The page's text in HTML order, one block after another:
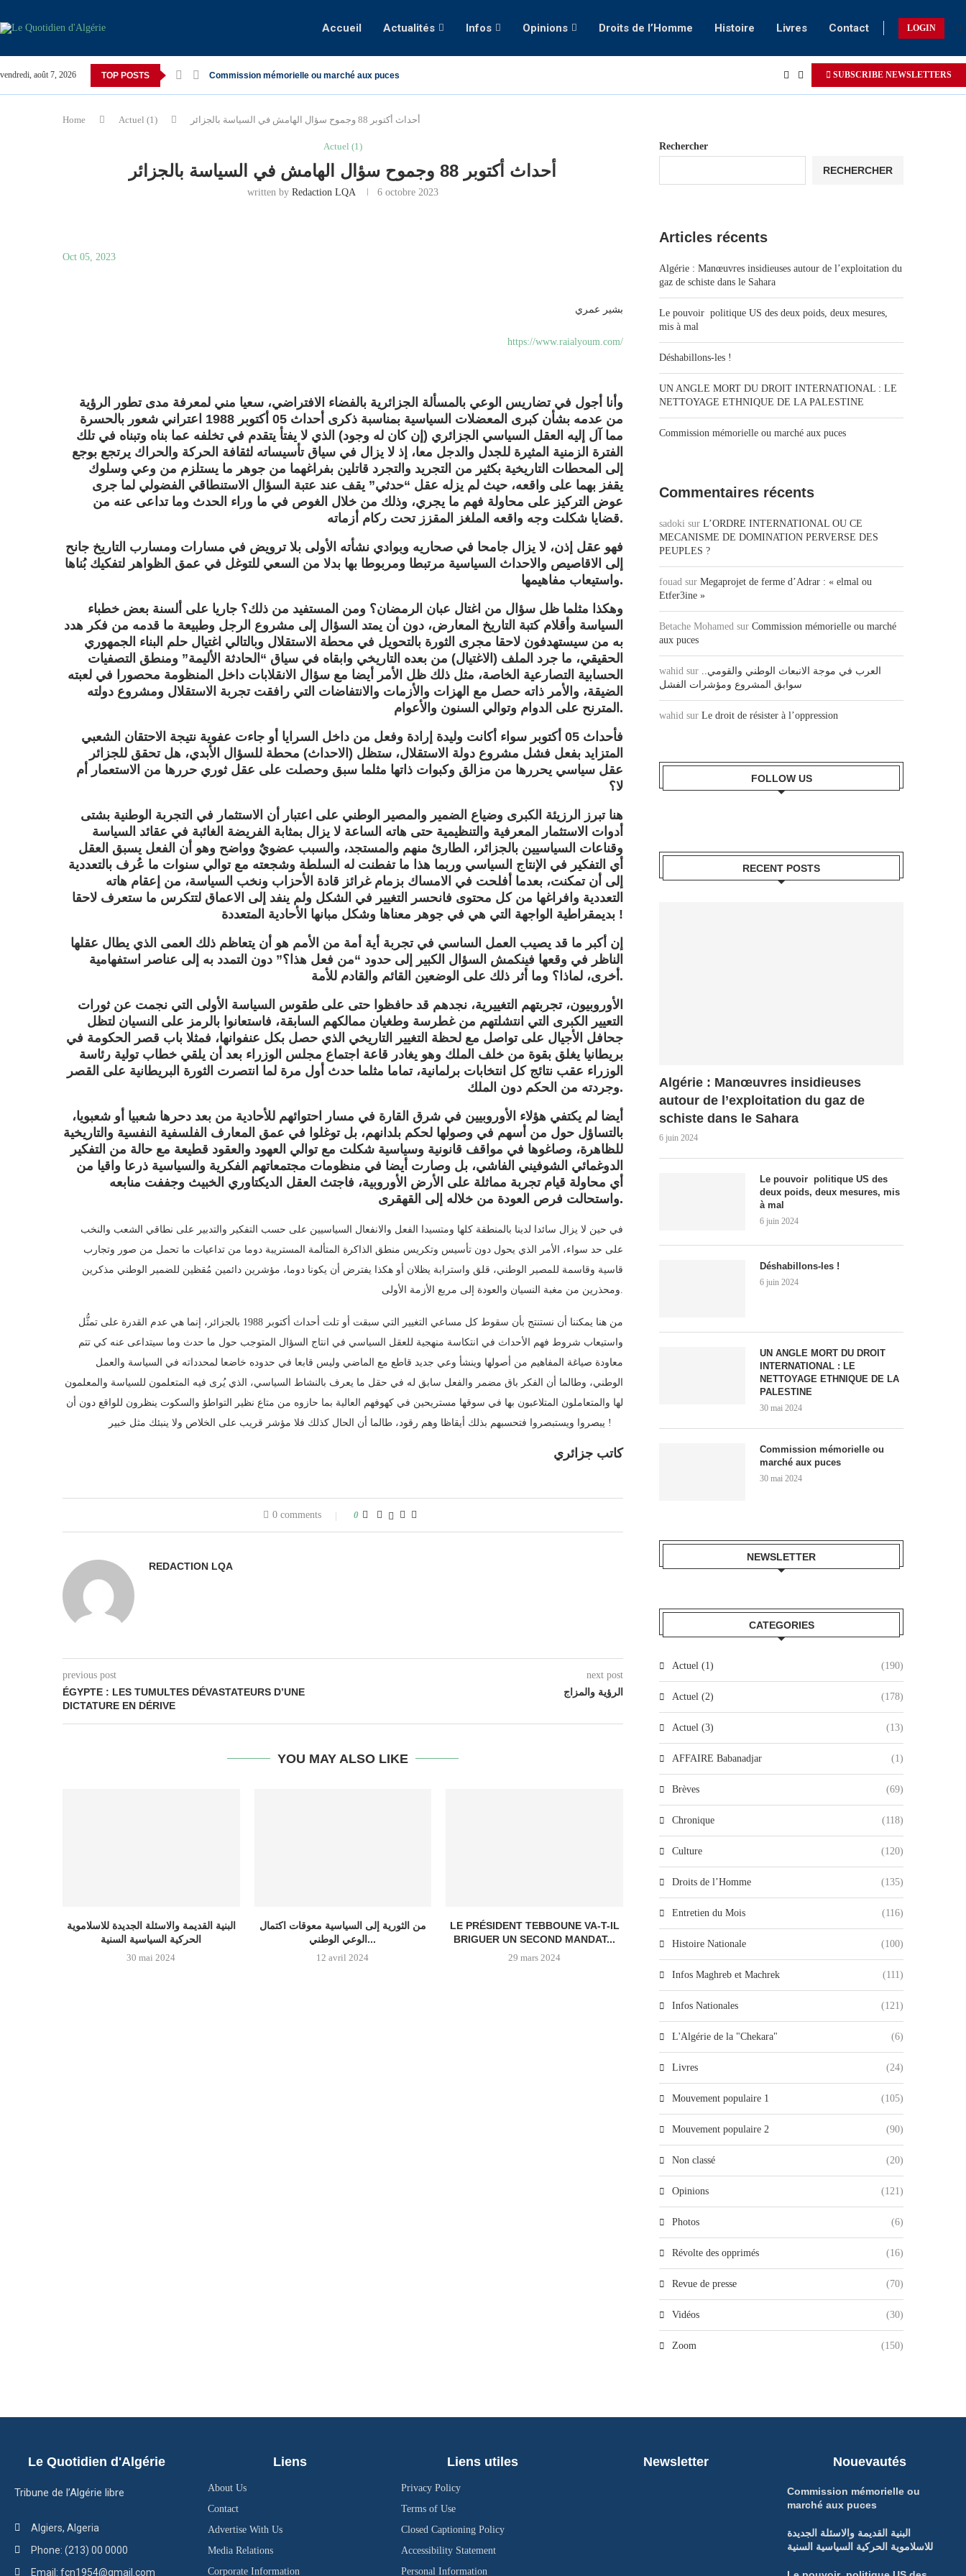
Accueil Actualités Infos Opinions Droits de l’Homme Histoire Livres Contact LOGIN
vendredi, août 7, 2026 TOP POSTS Commission mémorielle ou marché aux puces SUBSCRIBE NEWSLETTERS
Home Actuel (1) أحداث أكتوبر 88 وجموح سؤال الهامش في السياسة بالجزائر
Actuel (1)
أحداث أكتوبر 88 وجموح سؤال الهامش في السياسة بالجزائر
written by Redaction LQA 6 octobre 2023
Oct 05, 2023
بشير عمري
https://www.raialyoum.com/
وأنا أجول في تضاريس الوعي بالمسألة الجزائرية بالفضاء الافتراضي، سعيا مني لمعرفة مدى تطور الرؤية
من عدمه بشأن كبرى المعضلات السياسية بمناسبة ذكرى أحداث 05 أكتوبر 1988 اعتراني شعور بالحسرة
مما آل إليه العقل السياسي الجزائري (إن كان له وجود) الذي لا يفتأ يتقدم في تخلفه عما بناه وتبناه في تلك
الفترة الزمنية المثيرة للجدل والدجل معا، إذ لا يزال في سياق تأسيساته لثقافة الحركة والحراك يرتجع بوجع
إلى المحطات التاريخية بكثير من التجريد والتجرد قاتلين بفراغهما من جوهر ما يستلزم من وعي وسلوك
يقفز بهما على واقعه، حيث لم يزله عقل “حدثي” يقف عند عتبة السؤال الاستنطاقي الفضولي لما جرى
عوض التركيز على محاولة فهم ما يجري، وذلك من خلال الغوص في ما وراء الحدث وما تداعى عنه من
قضايا شكلت وجه واقعه الملغز المقزز تحت ركام أزماته.
فهو عقل إذن، لا يزال جامحا في صحاريه وبوادي نشأته الأولى بلا ترويض في مسارات ومسارب التاريخ جانح
إلى الاقاصيص والاحداث السياسية مرتبطا ومربوطا بها بدلا من السعي للتوغل في عمق الظواهر لتفكيك بُناها
واستيعاب مفاهيمها.
وهكذا مثلما ظل سؤال من اغتال عبان الرمضان؟ ومن المستفيد من ذلك؟ جاريا على ألسنة بعض خطباء
السياسة وأقلام كتبة التاريخ المعارض، دون أن يمتد السؤال إلى مشروع الرجل وطبيعة ما قدمه من فكر هدد
به من سيستهدفون لاحقا مجرى الثورة بالتحويل في محطة الاستقلال وبالتالي اغتيال حلم البناء الجمهوري
الحقيقي، ما جرد الملف (الاغتيال) من بعده التاريخي وابقاه في سياق “الحادثة الأليمة” ومنطق التصفيات
الحسابية التصارعية الخاصة، مثل ذلك ظل الأمر أيضا مع سؤال الانقلابات داخل المنظومة محصورا في لعبته
الضيقة، والأمر ذاته حصل مع الهزات والأزمات والانتفاضات التي رافقت تجربة الاستقلال ومشروع دولته
المترنح على الدوام وتوالي السنون والأعوام.
فأحداث 05 أكتوبر سواء أكانت وليدة إرادة وفعل من داخل السرايا أو جاءت عفوية نتيجة الاحتقان الشعبي
المتزايد بفعل فشل مشروع دولة الاستقلال، ستظل (الاحداث) محطة للسؤال الأبدي، هل تحقق للجزائر
عقل سياسي يحررها من مزالق وكبوات ذاتها مثلما سبق وحصلت على عقل ثوري حررها من الاستعمار أم
لا؟
هنا تبرز الرزيئة الكبرى وضياع الضمير والمصير الوطني على اعتبار أن الاستثمار في التجربة الوطنية بشتى
أدوات الاستثمار المعرفية والتنظيمية حتى هاته الساعة لا يزال بمثابة الفريضة الغائبة في عقائد السياسة
وقناعات السياسيين بالجزائر، الطارئ منهم والمستجد، والسبب عضويٌ وواضح وهو أن الفعل يسبق العقل
أي التفكير في الإنتاج السياسي وربما هذا ما تفطنت له السلطة وشجعته مع توالي سنوات ما عُرف بالتعددية
إلى أن تمكنت، بعدما أفلحت في الامساك بزمام غرائز قادة الأحزاب ونخب السياسة، من إعقام هاته
التعددية وافراغها من كل محتوى فانحسر التغيير في الشكل ولم ينفد إلى الاعماق لتتكرس ما ستعرف لاحقا
بديمقراطية الواجهة التي هي في جوهر معناها وشكل مبانها الأحادية المتعددة !
إن أكبر ما قد يصيب العمل الساسي في تجربة أية أمة من الأمم هو أن يتعاظم ذلك العمى الذي يطال عقلها
الناظر في وقعها فينكمش السؤال الكبير إلى حدود “من فعل هذا؟” دون التمدد به إلى عناصر استفهامية
أخرى، لماذا؟ وما أثر ذلك على الوضعين القائم والقادم للأمة.
الأوروبيون، تجربتهم التغييرية، نجدهم قد حافظوا حتى على طقوس السياسة الأولى التي نجمت عن ثورات
التعيير الكبرى التي انتشلتهم من غطرسة وطغيان ممالكهم السابقة، فاستعانوا بالرمز على النسيان لتظل
جحافل الأجيال على تواصل مع لحظة التغيير التاريخي الذي حصل بكل عنفوانها، فمثلا باب قصر الحكومة في
بريطانيا يغلق بقوة من خلف الملك وهو يغادر قاعة اجتماع مجلس الوزراء بعد أن يلقي خطاب تولية رئاسة
الوزراء عقب نتائج كل انتخابات برلمانية، تماما مثلما حدث أول مرة لما انتصرت الثورة البريطانية على القصر
وجردته من الحكم دون الملك.
أيضا لم يكتفي هؤلاء الأوروبيين في شرق القارة في مسار احتوائهم للأحادية من بعد دحرها شعبيا أو شعبويا،
بالتساؤل حول من أسهم في وصولها لحكم بلدانهم، بل توغلوا في عمق المعارف الفلسفية النفسية والتاريخية
للظاهرة، وصاغوها في مواقف قانونية وسياسية شكلت مع توالي العهود والعقود قطيعة مع حالة من التفكير
الدوغمائي الشوفيني الفاشي، بل وصارت أيضا في منظومات مجتمعاتهم الفكرية والسياسية ذرعا واقيا من
أي محاولة قيام تجربة مماثلة على الأرض الأوروبية، فاجتث العقل الديكتاوري الخبيث وجففت منابعه
واستحالت فرص العودة من خلاله إلى القهقرى.
على حد سواء، الأمر الذي يحول دون تأسيس وتكريس منطق الذاكرة المتألمة المستريبة دوما من تداعيات ما تحمل من صور وتجارب
قاسية وقاسمة للمصير الوطني، قلق واسترابة يظلان أو هكذا يفترض أن يكونا دوما، مؤشرين دائمين مُقظين للضمير الوطني مذكرين
ومحذرين من مغبة النسيان والعودة إلى مربع الأزمة الأولى.
واستيعاب شروط فهم الأحداث في انتكاسة منهجية للعقل السياسي في انتاج السؤال المتوجب حول ما حدث وما سيتداعى عنه كي تتم
معاودة صياغة المفاهيم من أصولها وينشأ وعي جديد قاطع مع الماضي وليس قابعا في حدوده خاضعا لمحدداته في السياسة والعمل
الوطني، وطالما أن الفكر باق مضمر والفعل سابق له في حقل ما يعرف بالنشاط السياسي، الذي يُرى فيه المتعلمون للسياسة والمعلمون
لها والمتعاملون المتلاعبون بها في سوقها مستريحين في كهوفهم العالية بما حازوه من متاع نظير التواطؤ والسكوت ينظرون للواقع دون أن
يبصروا ويستبصروا فتحسبهم بذلك أيقاظا وهم رقود، طالما أن الحال كذلك فلا مؤشر قريب على الخلاص ولا ينبئك مثل خبير !
كاتب جزائري
0 comments 0
REDACTION LQA
previous post
ÉGYPTE : LES TUMULTES DÉVASTATEURS D’UNE
DICTATURE EN DÉRIVE
next post
الرؤية والمزاج
YOU MAY ALSO LIKE
البنية القديمة والاسئلة الجديدة للاسلاموية
الحركية السياسية السنية
30 mai 2024
من الثورية إلى السياسية معوقات اكتمال
الوعي الوطني...
12 avril 2024
LE PRÉSIDENT TEBBOUNE VA-T-IL
BRIGUER UN SECOND MANDAT...
29 mars 2024
Rechercher
RECHERCHER
Articles récents
Algérie : Manœuvres insidieuses autour de l’exploitation du
gaz de schiste dans le Sahara
Le pouvoir politique US des deux poids, deux mesures,
mis à mal
Déshabillons-les !
UN ANGLE MORT DU DROIT INTERNATIONAL : LE
NETTOYAGE ETHNIQUE DE LA PALESTINE
Commission mémorielle ou marché aux puces
Commentaires récents
sadoki sur L’ORDRE INTERNATIONAL OU CE
MECANISME DE DOMINATION PERVERSE DES
PEUPLES ?
fouad sur Megaprojet de ferme d’Adrar : « elmal ou
Etfer3ine »
Betache Mohamed sur Commission mémorielle ou marché
aux puces
wahid sur العرب في موجة الانبعاث الوطني والقومي..
سوابق المشروع ومؤشرات الفشل
wahid sur Le droit de résister à l’oppression
FOLLOW US
RECENT POSTS
Algérie : Manœuvres insidieuses
autour de l’exploitation du gaz de
schiste dans le Sahara
6 juin 2024
Le pouvoir politique US des
deux poids, deux mesures, mis
à mal
6 juin 2024
Déshabillons-les !
6 juin 2024
UN ANGLE MORT DU DROIT
INTERNATIONAL : LE
NETTOYAGE ETHNIQUE DE LA
PALESTINE
30 mai 2024
Commission mémorielle ou
marché aux puces
30 mai 2024
NEWSLETTER
CATEGORIES
Actuel (1) (190)
Actuel (2) (178)
Actuel (3) (13)
AFFAIRE Babanadjar (1)
Brèves (69)
Chronique (118)
Culture (120)
Droits de l’Homme (135)
Entretien du Mois (116)
Histoire Nationale (100)
Infos Maghreb et Machrek (111)
Infos Nationales (121)
L'Algérie de la "Chekara" (6)
Livres (24)
Mouvement populaire 1 (105)
Mouvement populaire 2 (90)
Non classé (20)
Opinions (121)
Photos (6)
Révolte des opprimés (16)
Revue de presse (70)
Vidéos (30)
Zoom (150)
Le Quotidien d'Algérie
Tribune de l’Algérie libre
Algiers, Algeria
Phone: (213) 00 0000
Email: fcn1954@gmail.com
Liens
About Us
Contact
Advertise With Us
Media Relations
Corporate Information
Liens utiles
Privacy Policy
Terms of Use
Closed Captioning Policy
Accessibility Statement
Personal Information
Newsletter Nouevautés
Commission mémorielle ou
marché aux puces
البنية القديمة والاسئلة الجديدة
للاسلاموية الحركية السياسية السنية